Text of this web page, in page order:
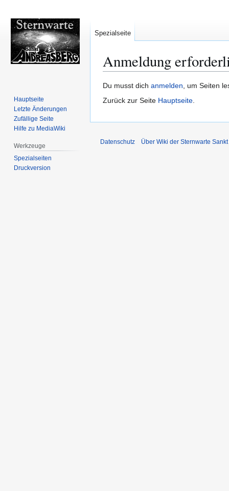
Anmeldung
Zur
Navigation
Zur
Suche
Du musst dich anmelden, um Seiten
Zurück zur Seite Hauptseite.
Spezialseite
Hauptseite
Letzte Änderungen
Zufällige Seite
Hilfe zu MediaWiki
Werkzeuge
Spezialseiten
Druckversion
Datenschutz Über Wiki der Sternwarte